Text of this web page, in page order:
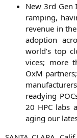
New 3rd Gen
ram­ping,
reve­nue in
adop­ti­on
world’s top
vices; more
OxM
rea­dy­ing
20 HPC labs
aging our